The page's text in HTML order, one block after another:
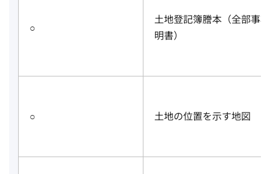
○
土地登記簿謄本（全部事
明書）
○ 土地の位置を示す地図